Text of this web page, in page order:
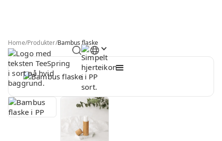
Home/Produkter/Bambus flaske